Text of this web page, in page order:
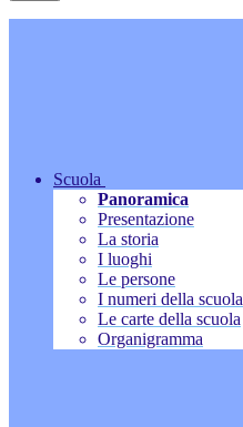
Scuola
Panoramica
Presentazione
La storia
I luoghi
Le persone
I numeri della scuola
Le carte della scuola
Organigramma